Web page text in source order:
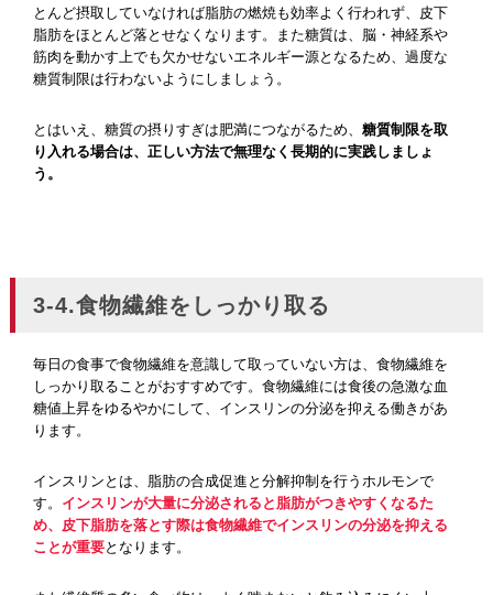
とんど摂取していなければ脂肪の燃焼も効率よく行われず、皮下
脂肪をほとんど落とせなくなります。また糖質は、脳・神経系や
筋肉を動かす上でも欠かせないエネルギー源となるため、過度な
糖質制限は行わないようにしましょう。
とはいえ、糖質の摂りすぎは肥満につながるため、糖質制限を取
り入れる場合は、正しい方法で無理なく長期的に実践しましょ
う。
3-4.食物繊維をしっかり取る
毎日の食事で食物繊維を意識して取っていない方は、食物繊維を
しっかり取ることがおすすめです。食物繊維には食後の急激な血
糖値上昇をゆるやかにして、インスリンの分泌を抑える働きがあ
ります。
インスリンとは、脂肪の合成促進と分解抑制を行うホルモンで
す。 インスリンが大量に分泌されると脂肪がつきやすくなるた
め、皮下脂肪を落とす際は食物繊維でインスリンの分泌を抑える
ことが重要となります。